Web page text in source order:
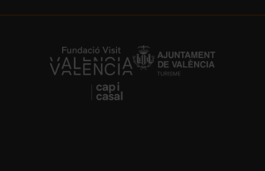
https://fundacion.visitvalencia.com/